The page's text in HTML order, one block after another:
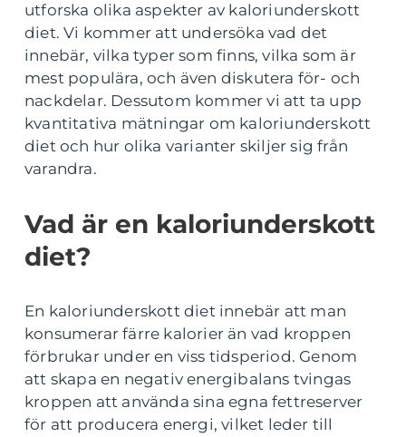
utforska olika aspekter av kaloriunderskott
diet. Vi kommer att undersöka vad det
innebär, vilka typer som finns, vilka som är
mest populära, och även diskutera för- och
nackdelar. Dessutom kommer vi att ta upp
kvantitativa mätningar om kaloriunderskott
diet och hur olika varianter skiljer sig från
varandra.
Vad är en kaloriunderskott
diet?
En kaloriunderskott diet innebär att man
konsumerar färre kalorier än vad kroppen
förbrukar under en viss tidsperiod. Genom
att skapa en negativ energibalans tvingas
kroppen att använda sina egna fettreserver
för att producera energi, vilket leder till